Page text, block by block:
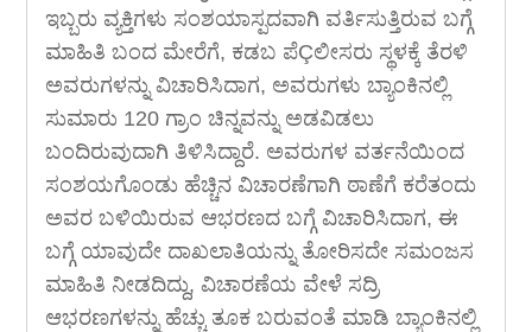
ಇಬ್ಬರು ವ್ಯಕ್ತಿಗಳು ಸಂಶಯಾಸ್ಪದವಾಗಿ ವರ್ತಿಸುತ್ತಿರುವ ಬಗ್ಗೆ
ಮಾಹಿತಿ ಬಂದ ಮೇರೆಗೆ, ಕಡಬ ಪೆÇಲೀಸರು ಸ್ಥಳಕ್ಕೆ ತೆರಳಿ
ಅವರುಗಳನ್ನು ವಿಚಾರಿಸಿದಾಗ, ಅವರುಗಳು ಬ್ಯಾಂಕಿನಲ್ಲಿ
ಸುಮಾರು 120 ಗ್ರಾಂ ಚಿನ್ನವನ್ನು ಅಡವಿಡಲು
ಬಂದಿರುವುದಾಗಿ ತಿಳಿಸಿದ್ದಾರೆ. ಅವರುಗಳ ವರ್ತನೆಯಿಂದ
ಸಂಶಯಗೊಂಡು ಹೆಚ್ಚಿನ ವಿಚಾರಣೆಗಾಗಿ ಠಾಣೆಗೆ ಕರೆತಂದು
ಅವರ ಬಳಿಯಿರುವ ಆಭರಣದ ಬಗ್ಗೆ ವಿಚಾರಿಸಿದಾಗ, ಈ
ಬಗ್ಗೆ ಯಾವುದೇ ದಾಖಲಾತಿಯನ್ನು ತೋರಿಸದೇ ಸಮಂಜಸ
ಮಾಹಿತಿ ನೀಡದಿದ್ದು, ವಿಚಾರಣೆಯ ವೇಳೆ ಸದ್ರಿ
ಆಭರಣಗಳನ್ನು ಹೆಚ್ಚು ತೂಕ ಬರುವಂತೆ ಮಾಡಿ ಬ್ಯಾಂಕಿನಲ್ಲಿ